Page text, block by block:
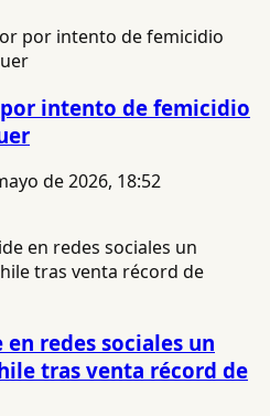
intento de femicidio
de 2026, 18:52
en redes sociales un
tras venta récord de